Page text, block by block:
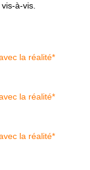
à-vis.